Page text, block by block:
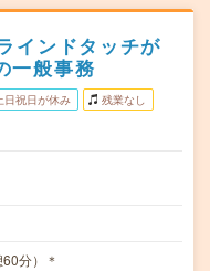
インドタッチが
一般事務
日祝日が休み 残業なし
分）＊